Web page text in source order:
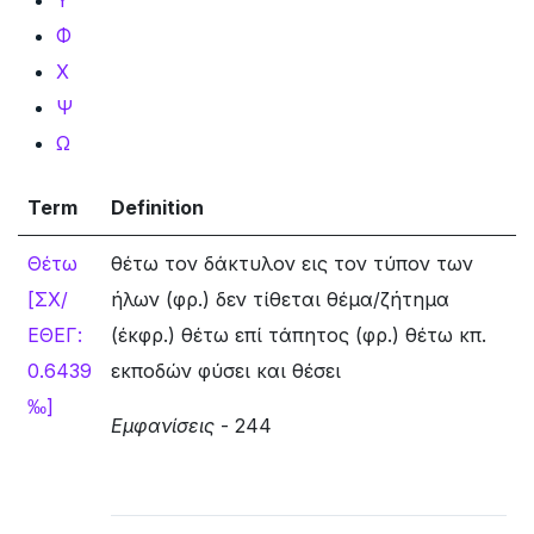
Φ
Χ
Ψ
Ω
Term Definition
Θέτω
[ΣΧ/
ΕΘΕΓ:
0.6439
‰]
θέτω τον δάκτυλον εις τον τύπον των
ήλων (φρ.) δεν τίθεται θέμα/ζήτημα
(έκφρ.) θέτω επί τάπητος (φρ.) θέτω κπ.
εκποδών φύσει και θέσει
Εμφανίσεις - 244